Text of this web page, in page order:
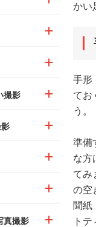
かい
手形
てお
う。
準備
な方
てみ
の空
聞紙
ト
撮影
真撮影